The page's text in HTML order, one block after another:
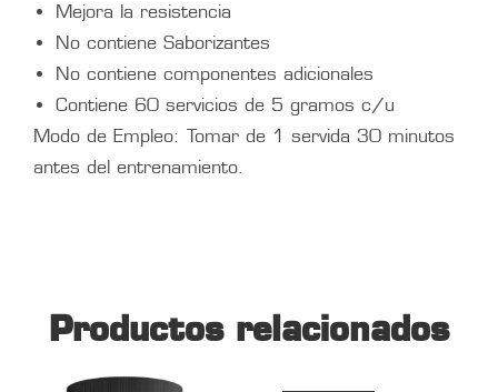
Mejora la resistencia
No contiene Saborizantes
No contiene componentes adicionales
Contiene 60 servicios de 5 gramos c/u
Modo de Empleo: Tomar de 1 servida 30 minutos
antes del entrenamiento.
Productos relacionados